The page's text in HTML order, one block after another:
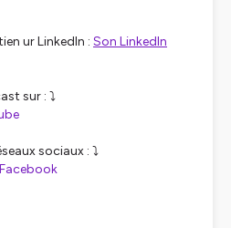
ur LinkedIn : Son LinkedIn
sur : ⤵️
sociaux : ⤵️
⁠⁠⁠⁠⁠⁠⁠⁠⁠⁠⁠Facebook⁠⁠⁠⁠⁠⁠⁠⁠⁠⁠⁠